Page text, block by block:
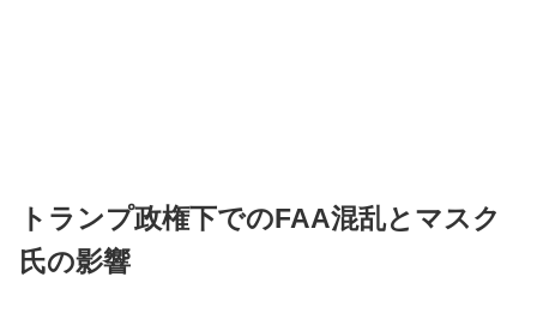
トランプ政権下でのFAA混乱とマスク
氏の影響